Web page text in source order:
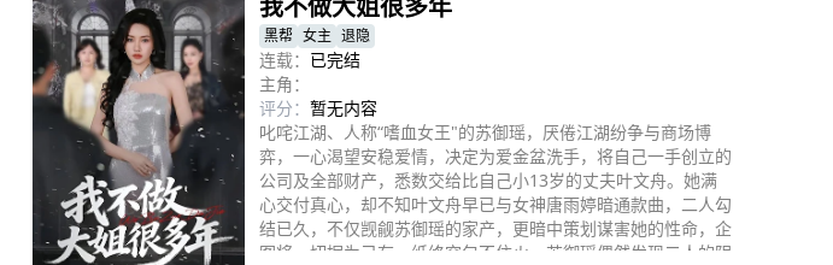
我不做大姐很多年
黑帮 女主 退隐
连载： 已完结
主角：
评分： 暂无内容
叱咤江湖、人称“嗜血女王"的苏御瑶，厌倦江湖纷争与商场博
弈，一心渴望安稳爱情，决定为爱金盆洗手，将自己一手创立的
公司及全部财产，悉数交给比自己小13岁的丈夫叶文舟。她满
心交付真心，却不知叶文舟早已与女神唐雨婷暗通款曲，二人勾
结已久，不仅觊觎苏御瑶的家产，更暗中策划谋害她的性命，企
图将一切据为己有。纸终究包不住火，苏御瑶偶然发现二人的阴